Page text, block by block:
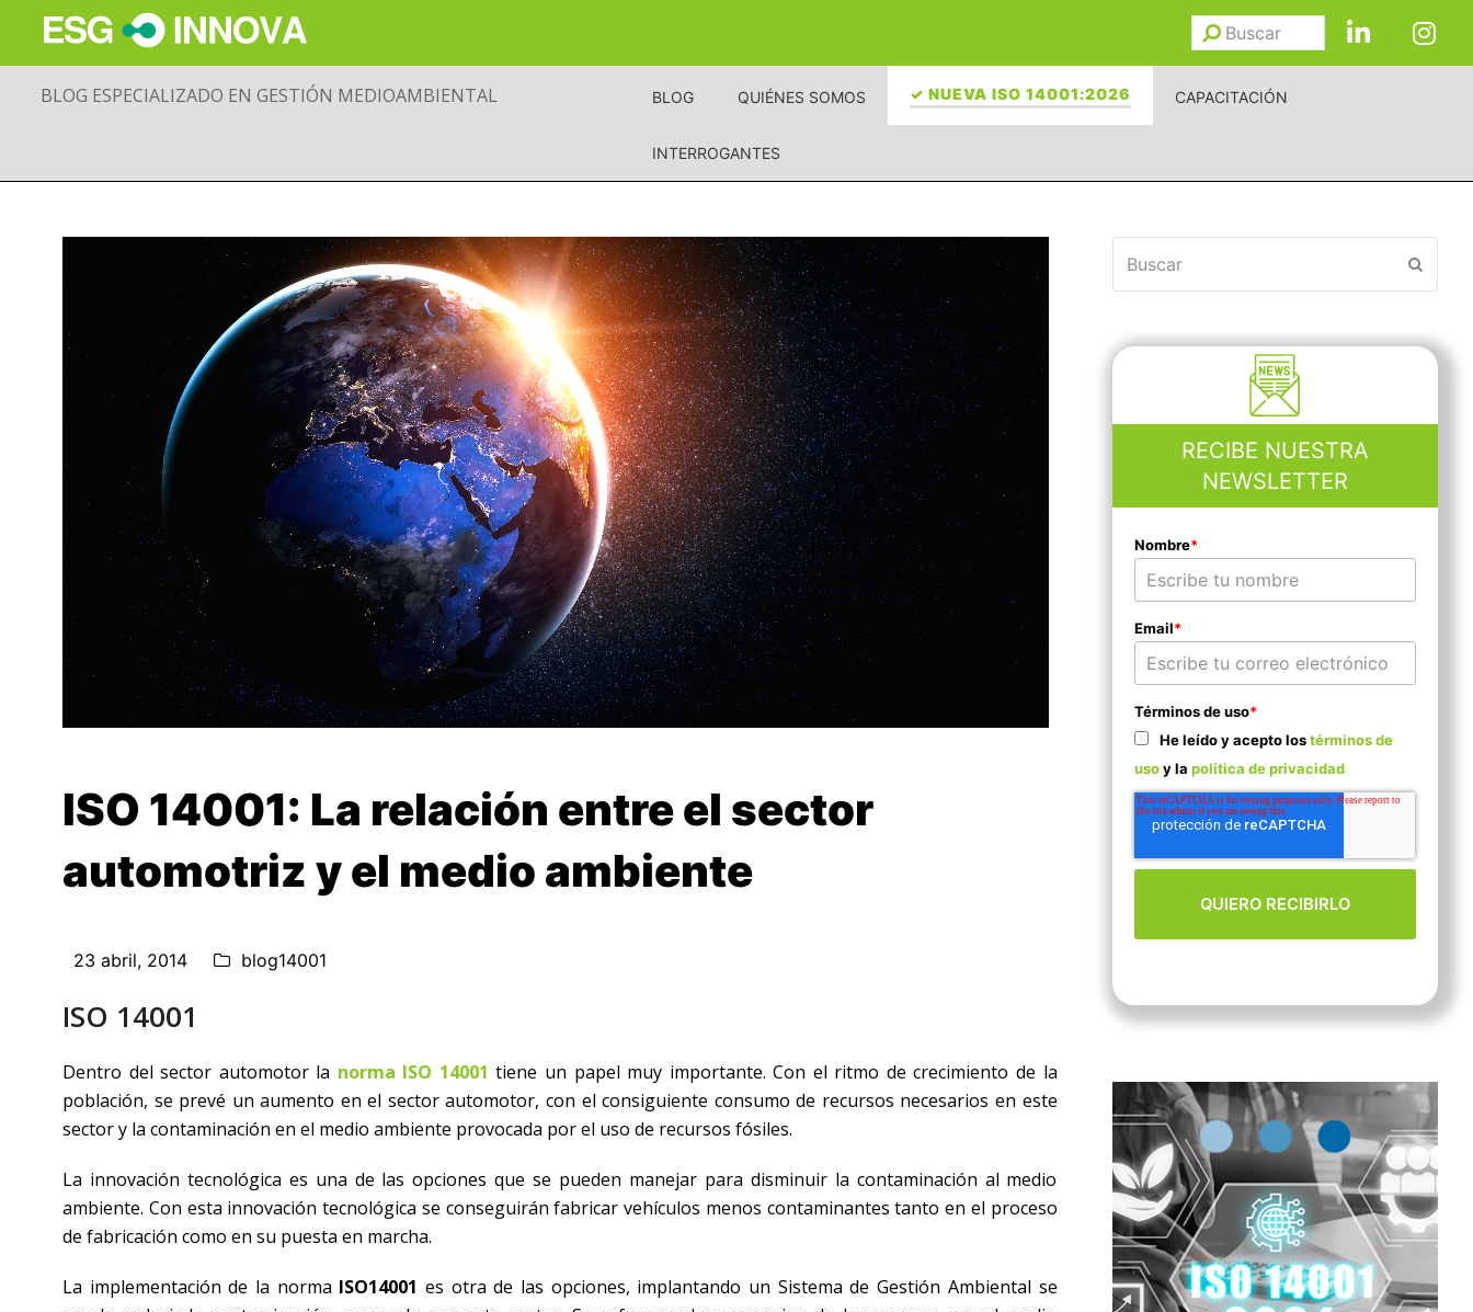
Buscar
BLOG ESPECIALIZADO EN GESTIÓN MEDIOAMBIENTAL BLOG QUIÉNES SOMOS ✓ NUEVA ISO 14001:2026 CAPACITACIÓN
INTERROGANTES
ISO 14001: La relación entre el sector
automotriz y el medio ambiente
23 abril, 2014 blog14001
ISO 14001
Dentro del sector automotor la norma ISO 14001 tiene un papel muy importante. Con el ritmo de crecimiento de la
población, se prevé un aumento en el sector automotor, con el consiguiente consumo de recursos necesarios en este
sector y la contaminación en el medio ambiente provocada por el uso de recursos fósiles.
La innovación tecnológica es una de las opciones que se pueden manejar para disminuir la contaminación al medio
ambiente. Con esta innovación tecnológica se conseguirán fabricar vehículos menos contaminantes tanto en el proceso
de fabricación como en su puesta en marcha.
La implementación de la norma ISO14001 es otra de las opciones, implantando un Sistema de Gestión Ambiental se
RECIBE NUESTRA
NEWSLETTER
Nombre*
Email*
Términos de uso*
He leído y acepto lostérminos de
usoy la política de privacidad